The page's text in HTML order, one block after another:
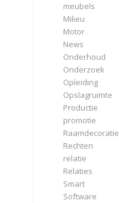
meubels
Milieu
Motor
News
Onderhoud
Onderzoek
Opleiding
Opslagruimte
Productie
promotie
Raamdecoratie
Rechten
relatie
Relaties
Smart
Software